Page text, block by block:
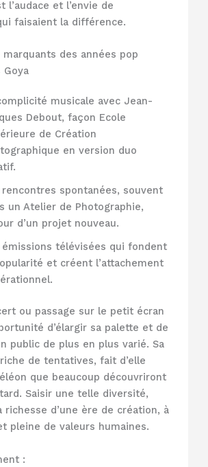
l’audace et l’envie de
faisaient la différence.
des années pop
Goya
musicale avec Jean-
Debout, façon Ecole
de Création
en version duo
rencontres spontanées, souvent
un Atelier de Photographie,
d’un projet nouveau.
émissions télévisées qui fondent
et créent l’attachement
ou passage sur le petit écran
d’élargir sa palette et de
public de plus en plus varié. Sa
de tentatives, fait d’elle
que beaucoup découvriront
Saisir une telle diversité,
richesse d’une ère de création, à
pleine de valeurs humaines.
: